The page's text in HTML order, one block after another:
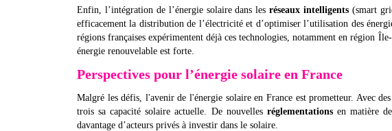
Enfin, l’intégration de l’énergie solaire dans lesréseaux intelligents (smart
efficacement la distribution de l’électricité et d’optimiser l’utilisation des
régions françaises expérimentent déjà ces technologies, notamment en région
énergie renouvelable est forte.
Perspectives pour l’énergie solaire en France
Malgré les défis, l'avenir de l'énergie solaire en France est prometteur. Avec
trois sa capacité solaire actuelle. De nouvelles réglementationsen matière de
davantage d’acteurs privés à investir dans le solaire.